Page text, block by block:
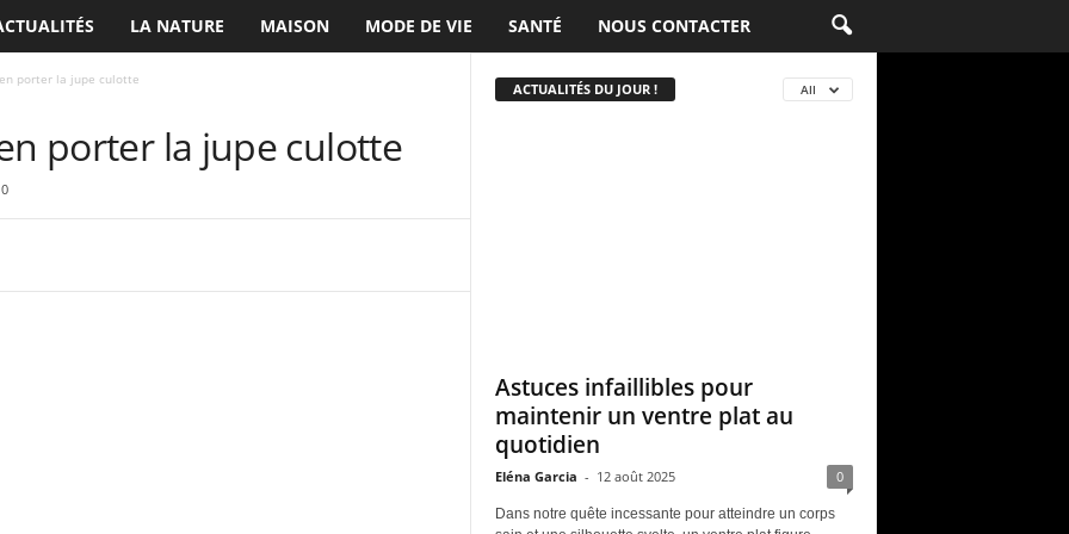
LA NATURE MAISON MODE DE VIE SANTÉ NOUS CONTACTER
porter la jupe culotte
porter la jupe culotte
0
ACTUALITÉS DU JOUR ! All
Astuces infaillibles pour
maintenir un ventre plat au
quotidien
Eléna Garcia - 12 août 2025 0
Dans notre quête incessante pour atteindre un corps